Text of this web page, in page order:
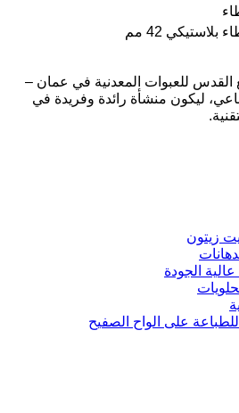
بلاستيكي 42 مم
مصنع القدس للعبوات المعدنية في عمان –
ليكون منشأة رائدة وفريدة في
زيتون
الجودة
على الواح الصفيح